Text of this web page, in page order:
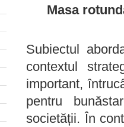
Masa
Subiectul
contextul
important,
pentru
societății. În